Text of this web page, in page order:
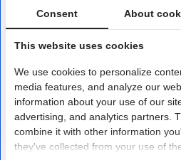
€1.858,-
Consent About
This website uses cookies
We use cookies to personalize
media features, and analyze our
information about your use of our
advertising, and analytics partners.
combine it with other information
they've collected from your use of